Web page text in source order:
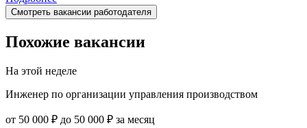
Смотреть вакансии работодателя
Похожие вакансии
На этой неделе
Инженер по организации управления производством
от 50 000 ₽ до 50 000 ₽ за месяц